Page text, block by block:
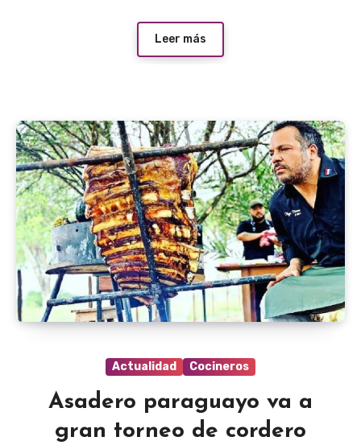
Leer más
Actualidad Cocineros
Asadero paraguayo va a
gran torneo de cordero